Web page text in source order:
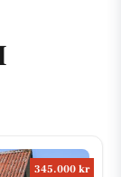
345.000 kr